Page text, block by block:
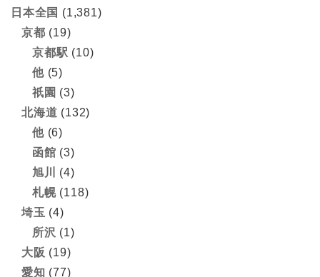
日本全国 (1,381)
京都 (19)
京都駅 (10)
他(5)
祇園 (3)
北海道 (132)
他(6)
函館 (3)
旭川
(4)
札幌(118)
埼玉 (4)
所沢 (1)
大阪 (19)
愛知 (77)